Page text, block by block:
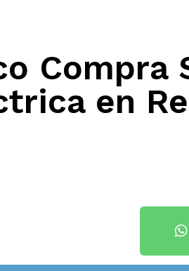
Compra
en